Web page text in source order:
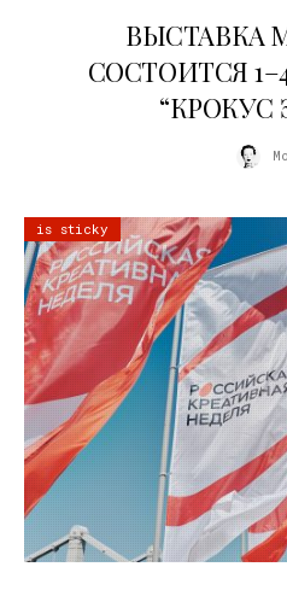
ВЫСТАВКА
СОСТОИТСЯ
“КРОКУС
is sticky